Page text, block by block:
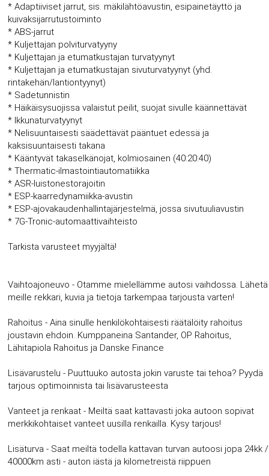
* Adaptiiviset jarrut, sis. mäkilähtöavustin, esipainetäyttö ja
kuivaksijarrutustoiminto
* ABS-jarrut
* Kuljettajan polviturvatyyny
* Kuljettajan ja etumatkustajan turvatyynyt
* Kuljettajan ja etumatkustajan sivuturvatyynyt (yhd.
rintakehän/lantiontyynyt)
* Sadetunnistin
* Häikäisysuojissa valaistut peilit, suojat sivulle käännettävät
* Ikkunaturvatyynyt
* Nelisuuntaisesti säädettävät pääntuet edessä ja
kaksisuuntaisesti takana
* Kääntyvät takaselkänojat, kolmiosainen (40:20:40)
* Thermatic-ilmastointiautomatiikka
* ASR-luistonestorajoitin
* ESP-kaarredynamiikka-avustin
* ESP-ajovakaudenhallintajärjestelmä, jossa sivutuuliavustin
* 7G-Tronic-automaattivaihteisto
Tarkista varusteet myyjältä!
Vaihtoajoneuvo - Otamme mielellämme autosi vaihdossa. Lähetä
meille rekkari, kuvia ja tietoja tarkempaa tarjousta varten!
Rahoitus - Aina sinulle henkilökohtaisesti räätälöity rahoitus
joustavin ehdoin. Kumppaneina Santander, OP Rahoitus,
Lähitapiola Rahoitus ja Danske Finance
Lisävarustelu - Puuttuuko autosta jokin varuste tai tehoa? Pyydä
tarjous optimoinnista tai lisävarusteesta
Vanteet ja renkaat - Meiltä saat kattavasti joka autoon sopivat
merkkikohtaiset vanteet uusilla renkailla. Kysy tarjous!
Lisäturva - Saat meiltä todella kattavan turvan autoosi jopa 24kk /
40000km asti - auton iästä ja kilometreistä riippuen